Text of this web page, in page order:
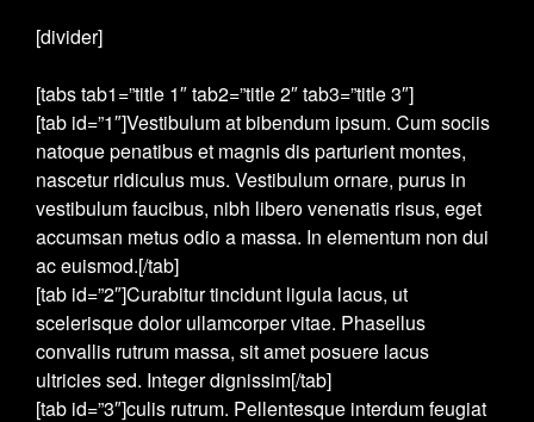
[divider]
[tabs tab1=”title 1″ tab2=”title 2″ tab3=”title 3″]
[tab id=”1″]Vestibulum at bibendum ipsum. Cum sociis
natoque penatibus et magnis dis parturient montes,
nascetur ridiculus mus. Vestibulum ornare, purus in
vestibulum faucibus, nibh libero venenatis risus, eget
accumsan metus odio a massa. In elementum non dui
ac euismod.[/tab]
[tab id=”2″]Curabitur tincidunt ligula lacus, ut
scelerisque dolor ullamcorper vitae. Phasellus
convallis rutrum massa, sit amet posuere lacus
ultricies sed. Integer dignissim[/tab]
[tab id=”3″]culis rutrum. Pellentesque interdum feugiat